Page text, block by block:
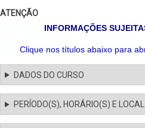
ATENÇÃO
INFORMAÇÕES
Clique nos títulos abaixo para
DADOS DO CURSO
PERÍODO(S), HORÁRIO(S) E